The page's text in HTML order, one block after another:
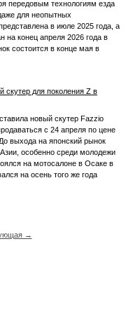
передовым технологиям езда
для неопытных
в июле 2025 года, а
на конец апреля 2026 года в
состоится в конце мая в
скутер для поколения Z в
новый скутер Fazzio
с 24 апреля по цене
выхода на японский рынок
особенно среди молодежи
на мотосалоне в Осаке в
на осень того же года
→